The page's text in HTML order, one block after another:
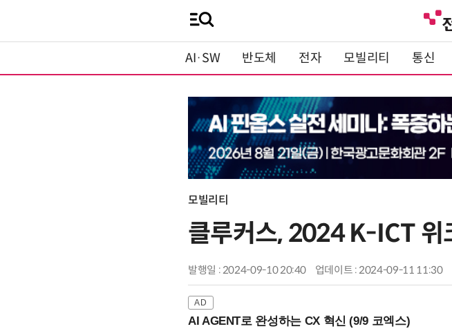
AI·SW 반도체 전자 모빌리티 통신
모빌리티
클루커스, 2024 K-ICT 위
발행일 : 2024-09-10 20:40 업데이트 : 2024-09-11 11:30
AI AGENT로 완성하는 CX 혁신 (9/9 코엑스)